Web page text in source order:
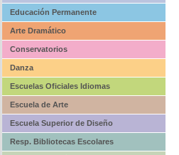
Educación Permanente
Arte Dramático
Conservatorios
Danza
Escuelas Oficiales Idiomas
Escuela de Arte
Escuela Superior de Diseño
Resp. Bibliotecas Escolares